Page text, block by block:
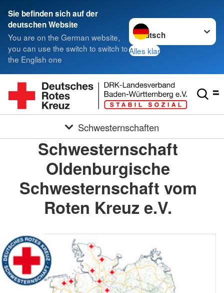
Sie befinden sich auf der
deutschen Website
You are on the German website,
you can use the switch to switch to
the English one
Sprache wechseln zu
Alles klar
Schwesternschaften
Schwesternschaft
Oldenburgische
Schwesternschaft vom
Roten Kreuz e.V.